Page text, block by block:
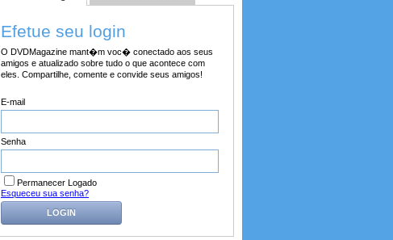
Efetue seu login
O DVDMagazine mant�m voc� conectado aos seus
amigos e atualizado sobre tudo o que acontece com
eles. Compartilhe, comente e convide seus amigos!
E-mail
Senha
Permanecer Logado
Esqueceu sua senha?
LOGIN